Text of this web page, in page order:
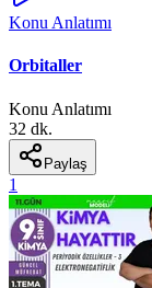
Konu Anlatımı
Orbitaller
Konu Anlatımı
32 dk.
Paylaş
1